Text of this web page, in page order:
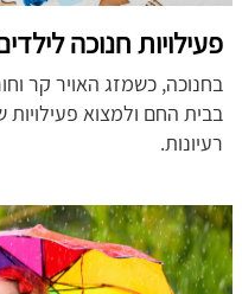
פעילויות חנוכה
בחנוכה, כשמזג האויר קר
בבית החם ולמצוא
רעיונות.